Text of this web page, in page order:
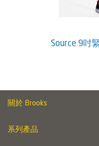
Source 9吋
關於 Brooks
系列產品